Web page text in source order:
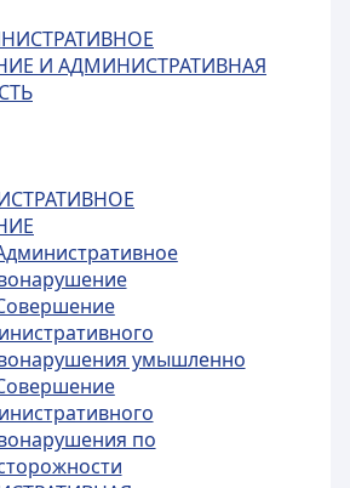
И АДМИНИСТРАТИВНАЯ
умышленно
по